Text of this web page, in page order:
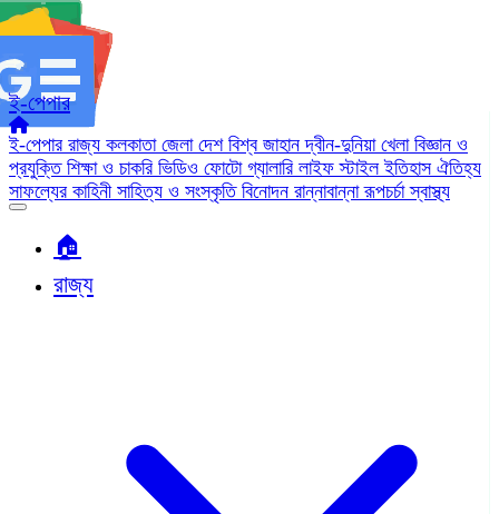
ই-পেপার
ই-পেপার রাজ্য কলকাতা জেলা দেশ বিশ্ব জাহানদ্বীন-দুনিয়া খেলা বিজ্ঞান ও
প্রযুক্তি শিক্ষা ও চাকরি ভিডিও ফোটো গ্যালারি লাইফ স্টাইলইতিহাস ঐতিহ্য
সাফল্যের কাহিনী সাহিত্য ও সংস্কৃতি বিনোদন রান্নাবান্নারূপচর্চাস্বাস্থ্য
🏠︎
রাজ্য